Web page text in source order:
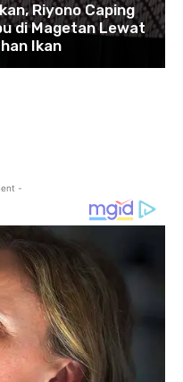
Riyono Caping
di Magetan Lewat
Ikan
-